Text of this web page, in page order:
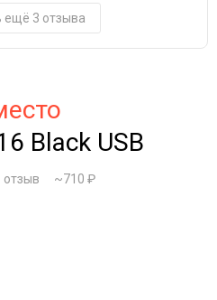
ещё 3 отзыва
Black USB
отзыв ~710 ₽